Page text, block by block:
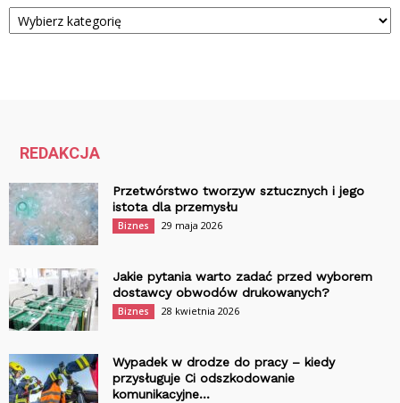
Kategorie
REDAKCJA
Przetwórstwo tworzyw sztucznych i jego
istota dla przemysłu
Biznes 29 maja 2026
Jakie pytania warto zadać przed wyborem
dostawcy obwodów drukowanych?
Biznes 28 kwietnia 2026
Wypadek w drodze do pracy – kiedy
przysługuje Ci odszkodowanie
komunikacyjne...